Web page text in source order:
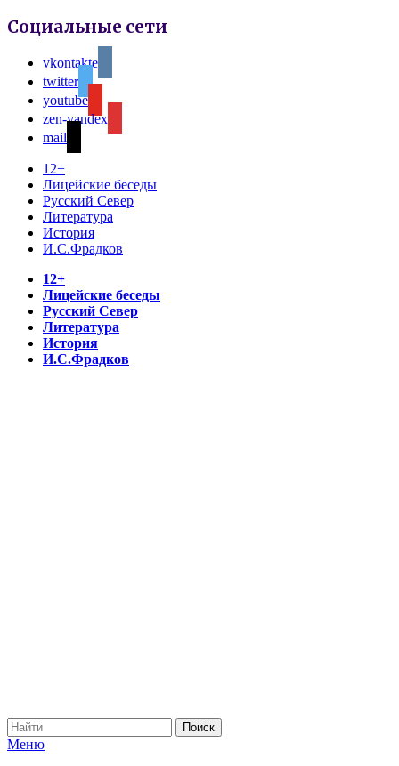
Социальные сети
vkontakte
twitter
youtube
zen-yandex
mail
12+
Лицейские беседы
Русский Север
Литература
История
И.С.Фрадков
12+
Лицейские беседы
Русский Север
Литература
История
И.С.Фрадков
Меню